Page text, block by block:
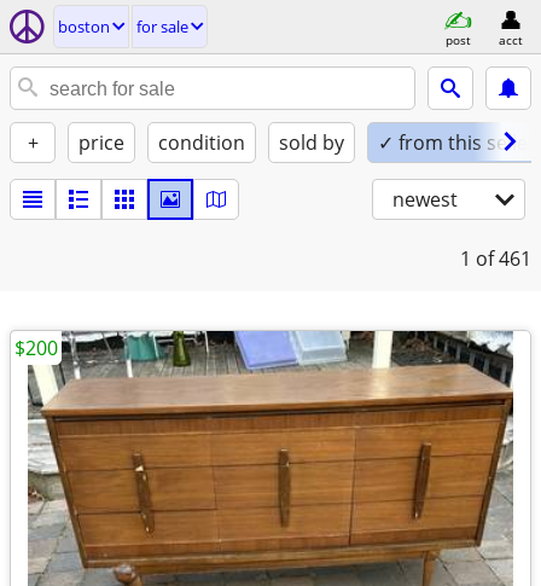
boston for sale
post acct
+ price condition sold by ✓ from this seller
newest
1 of 461
$200